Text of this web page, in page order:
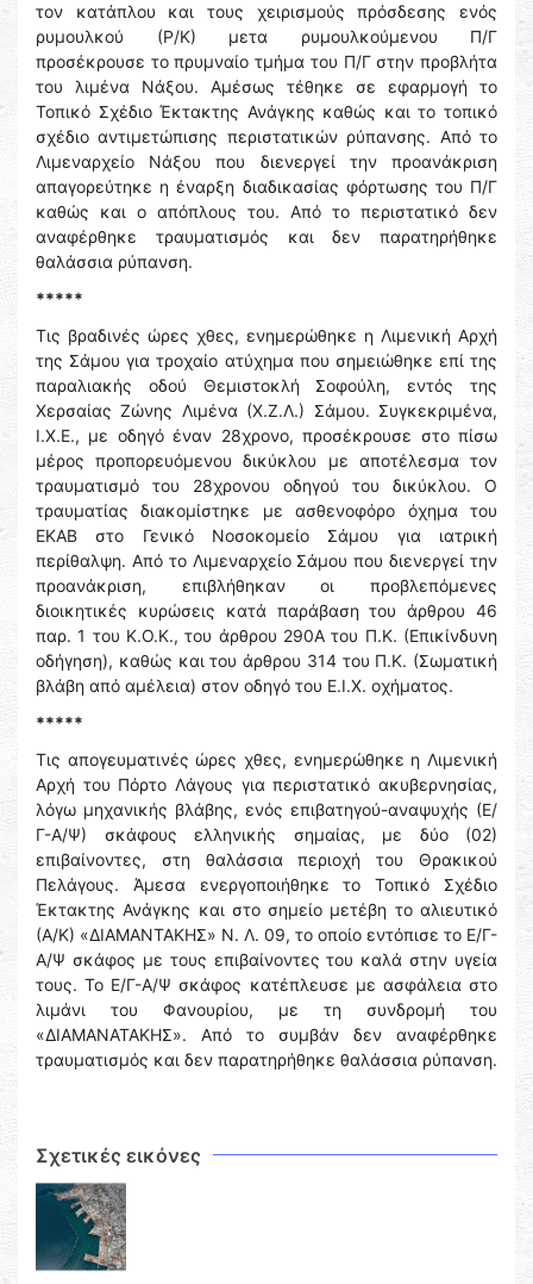
τον κατάπλου και τους χειρισμούς πρόσδεσης ενός
ρυμουλκού (Ρ/Κ) μετα ρυμουλκούμενου Π/Γ
προσέκρουσε το πρυμναίο τμήμα του Π/Γ στην προβλήτα
του λιμένα Νάξου. Αμέσως τέθηκε σε εφαρμογή το
Τοπικό Σχέδιο Έκτακτης Ανάγκης καθώς και το τοπικό
σχέδιο αντιμετώπισης περιστατικών ρύπανσης. Από το
Λιμεναρχείο Νάξου που διενεργεί την προανάκριση
απαγορεύτηκε η έναρξη διαδικασίας φόρτωσης του Π/Γ
καθώς και ο απόπλους του. Από το περιστατικό δεν
αναφέρθηκε τραυματισμός και δεν παρατηρήθηκε
θαλάσσια ρύπανση.
*****
Τις βραδινές ώρες χθες, ενημερώθηκε η Λιμενική Αρχή
της Σάμου για τροχαίο ατύχημα που σημειώθηκε επί της
παραλιακής οδού Θεμιστοκλή Σοφούλη, εντός της
Χερσαίας Ζώνης Λιμένα (Χ.Ζ.Λ.) Σάμου. Συγκεκριμένα,
Ι.Χ.Ε., με οδηγό έναν 28χρονο, προσέκρουσε στο πίσω
μέρος προπορευόμενου δικύκλου με αποτέλεσμα τον
τραυματισμό του 28χρονου οδηγού του δικύκλου. Ο
τραυματίας διακομίστηκε με ασθενοφόρο όχημα του
ΕΚΑΒ στο Γενικό Νοσοκομείο Σάμου για ιατρική
περίθαλψη. Από το Λιμεναρχείο Σάμου που διενεργεί την
προανάκριση, επιβλήθηκαν οι προβλεπόμενες
διοικητικές κυρώσεις κατά παράβαση του άρθρου 46
παρ. 1 του Κ.Ο.Κ., του άρθρου 290Α του Π.Κ. (Επικίνδυνη
οδήγηση), καθώς και του άρθρου 314 του Π.Κ. (Σωματική
βλάβη από αμέλεια) στον οδηγό του Ε.Ι.Χ. οχήματος.
*****
Τις απογευματινές ώρες χθες, ενημερώθηκε η Λιμενική
Αρχή του Πόρτο Λάγους για περιστατικό ακυβερνησίας,
λόγω μηχανικής βλάβης, ενός επιβατηγού-αναψυχής (Ε/
Γ-Α/Ψ) σκάφους ελληνικής σημαίας, με δύο (02)
επιβαίνοντες, στη θαλάσσια περιοχή του Θρακικού
Πελάγους. Άμεσα ενεργοποιήθηκε το Τοπικό Σχέδιο
Έκτακτης Ανάγκης και στο σημείο μετέβη το αλιευτικό
(Α/Κ) «ΔΙΑΜΑΝΤΑΚΗΣ» Ν. Λ. 09, το οποίο εντόπισε το Ε/Γ-
Α/Ψ σκάφος με τους επιβαίνοντες του καλά στην υγεία
τους. Το Ε/Γ-Α/Ψ σκάφος κατέπλευσε με ασφάλεια στο
λιμάνι του Φανουρίου, με τη συνδρομή του
«ΔΙΑΜΑΝΑΤΑΚΗΣ». Από το συμβάν δεν αναφέρθηκε
τραυματισμός και δεν παρατηρήθηκε θαλάσσια ρύπανση.
Σχετικές εικόνες